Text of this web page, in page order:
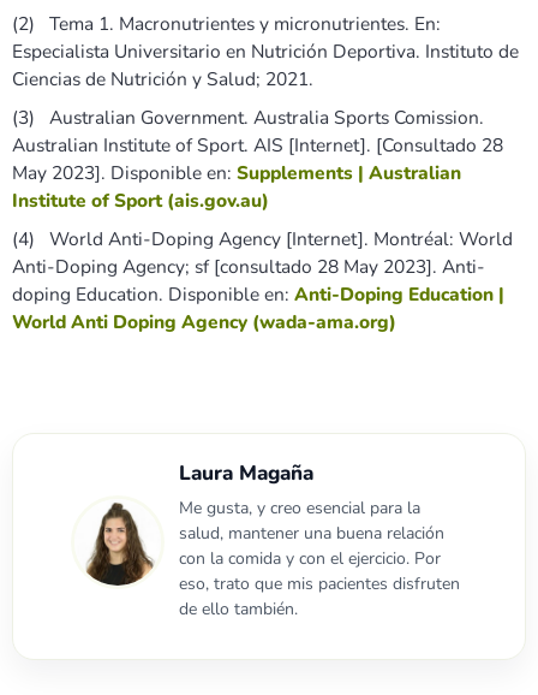
(2) Tema 1. Macronutrientes y micronutrientes. En:
Especialista Universitario en Nutrición Deportiva. Instituto de
Ciencias de Nutrición y Salud; 2021.
(3) Australian Government. Australia Sports Comission.
Australian Institute of Sport. AIS [Internet]. [Consultado 28
May 2023]. Disponible en: Supplements | Australian
Institute of Sport (ais.gov.au)
(4) World Anti-Doping Agency [Internet]. Montréal: World
Anti-Doping Agency; sf [consultado 28 May 2023]. Anti-
doping Education. Disponible en: Anti-Doping Education |
World Anti Doping Agency (wada-ama.org)
Laura Magaña
Me gusta, y creo esencial para la
salud, mantener una buena relación
con la comida y con el ejercicio. Por
eso, trato que mis pacientes disfruten
de ello también.